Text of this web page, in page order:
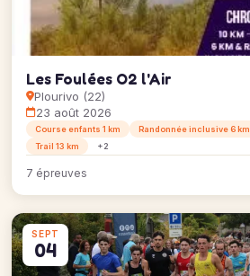
Les Foulées O2 l'Air
Plourivo (22)
23 août 2026
Course enfants 1 km Randonnée inclusive 6 km
Trail 13 km
+2
7 épreuves
SEPT
04